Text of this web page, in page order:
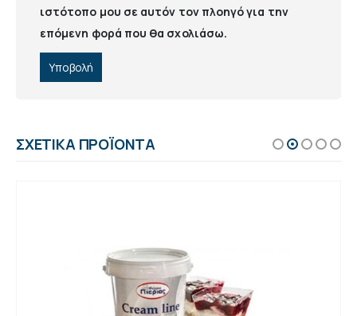
ιστότοπο μου σε αυτόν τον πλοηγό για την
επόμενη φορά που θα σχολιάσω.
ΣΧΕΤΙΚΆ ΠΡΟΪΌΝΤΑ